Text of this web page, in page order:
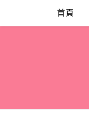
content
首頁